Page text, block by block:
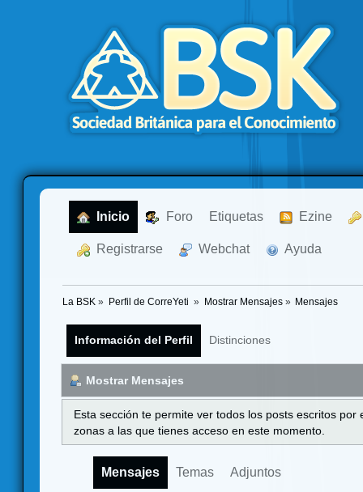
Inicio Foro Etiquetas Ezine
Registrarse Webchat Ayuda
La BSK » Perfil de CorreYeti » Mostrar Mensajes» Mensajes
Información del Perfil Distinciones
Mostrar Mensajes
Esta sección te permite ver todos los posts escritos
zonas a las que tienes acceso en este momento.
Mensajes Temas Adjuntos